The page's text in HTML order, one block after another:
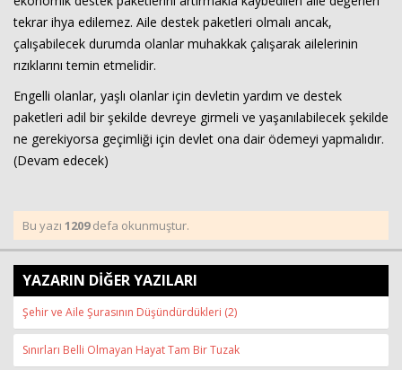
tekrar ihya edilemez. Aile destek paketleri olmalı ancak,
çalışabilecek durumda olanlar muhakkak çalışarak ailelerinin
rızıklarını temin etmelidir.
Engelli olanlar, yaşlı olanlar için devletin yardım ve destek
paketleri adil bir şekilde devreye girmeli ve yaşanılabilecek şekilde
ne gerekiyorsa geçimliği için devlet ona dair ödemeyi yapmalıdır.
(Devam edecek)
Bu yazı 1209defa okunmuştur.
YAZARIN DİĞER YAZILARI
Şehir ve Aile Şurasının Düşündürdükleri (2)
Sınırları Belli Olmayan Hayat Tam Bir Tuzak